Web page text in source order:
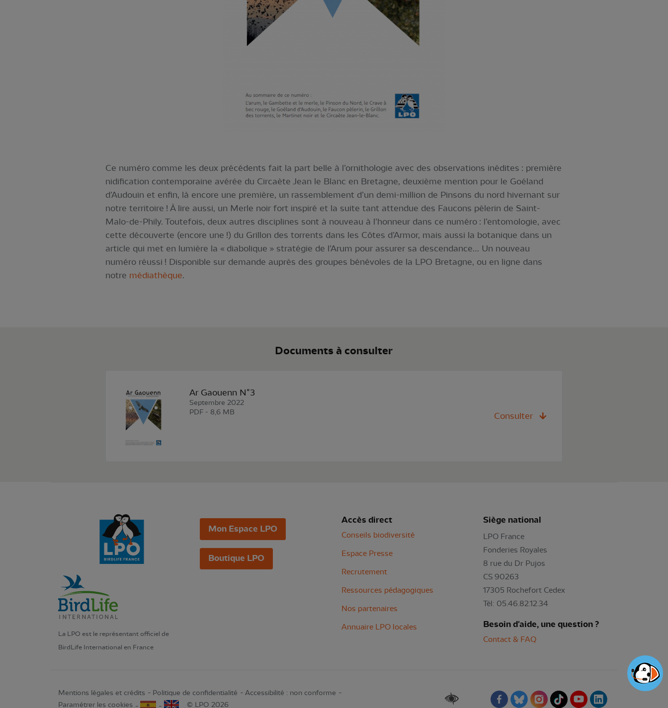
Ce numéro comme les deux précédents fait la part belle à l’ornithologie avec des observations inédites : première
nidification contemporaine avérée du Circaète Jean le Blanc en Bretagne, deuxième mention pour le Goéland
d’Audouin et enfin, là encore une première, un rassemblement d’un demi-million de Pinsons du nord hivernant sur
notre territoire ! À lire aussi, un Merle noir fort inspiré et la suite tant attendue des Faucons pèlerin de Saint-
Malo-de-Phily. Toutefois, deux autres disciplines sont à nouveau à l’honneur dans ce numéro : l’entomologie, avec
cette découverte (encore une !) du Grillon des torrents dans les Côtes d’Armor, mais aussi la botanique dans un
article qui met en lumière la « diabolique » stratégie de l’Arum pour assurer sa descendance… Un nouveau
numéro réussi ! Disponible sur demande auprès des groupes bénévoles de la LPO Bretagne, ou en ligne dans
notre médiathèque.
Documents à consulter
Ar Gaouenn N°3
Septembre 2022
PDF - 8,6 MB
Consulter
La LPO est le représentant officiel de
BirdLife International en France
Mon Espace LPO
Boutique LPO
Accès direct
Conseils biodiversité
Espace Presse
Recrutement
Ressources pédagogiques
Nos partenaires
Annuaire LPO locales
Siège national
LPO France
Fonderies Royales
8 rue du Dr Pujos
CS 90263
17305 Rochefort Cedex
Tél: 05.46.82.12.34
Besoin d'aide, une question ?
Contact & FAQ
Mentions légales et crédits Politique de confidentialité
Accessibilité : non conforme
Paramétrer les cookies
© LPO 2026 Renforcer les contrastes